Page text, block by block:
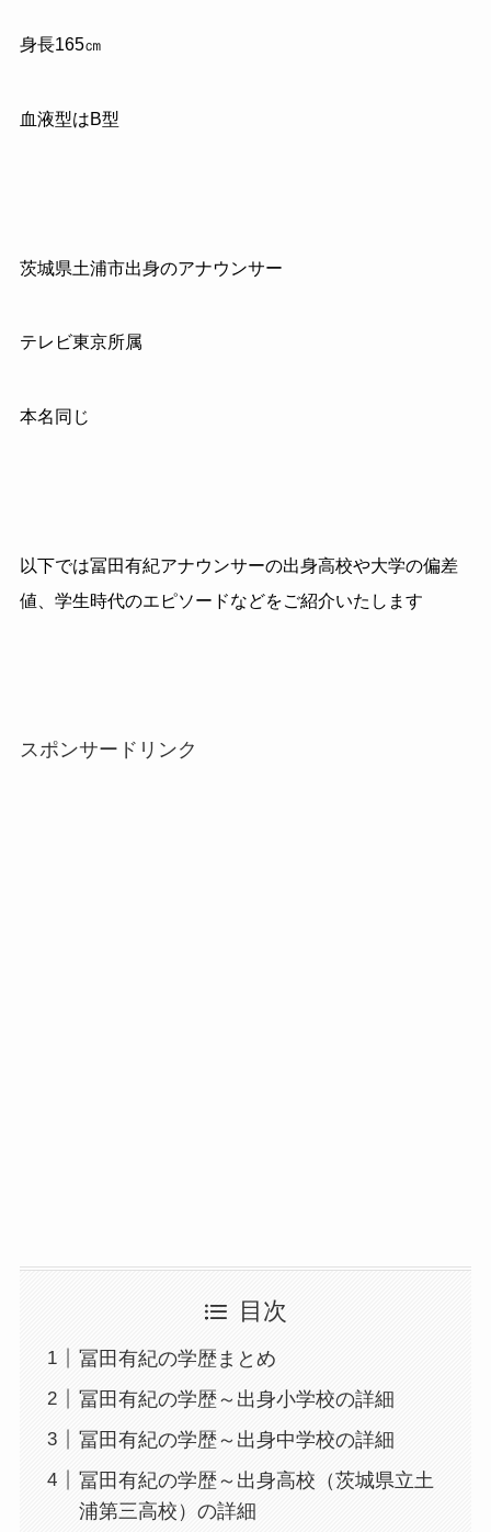
身長165㎝
血液型はB型
茨城県土浦市出身のアナウンサー
テレビ東京所属
本名同じ
以下では冨田有紀アナウンサーの出身高校や大学の偏差
値、学生時代のエピソードなどをご紹介いたします
スポンサードリンク
目次
冨田有紀の学歴まとめ
冨田有紀の学歴～出身小学校の詳細
冨田有紀の学歴～出身中学校の詳細
冨田有紀の学歴～出身高校（茨城県立土
浦第三高校）の詳細